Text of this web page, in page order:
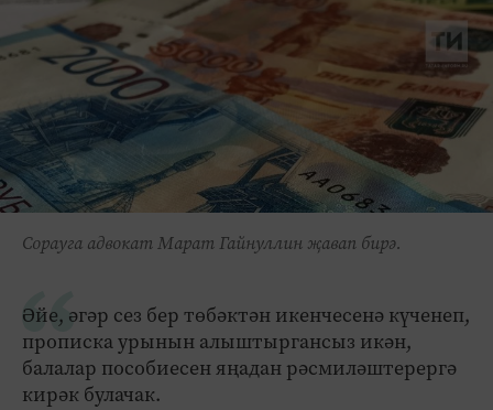
Сорауга адвокат Марат Гайнуллин җавап бирә.
Әйе, әгәр сез бер төбәктән икенчесенә күченеп,
прописка урынын алыштыргансыз икән,
балалар пособиесен яңадан рәсмиләштерергә
кирәк булачак.